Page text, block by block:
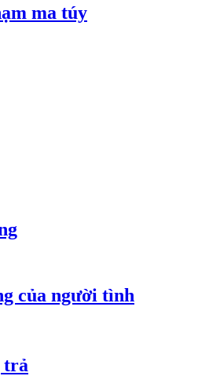
ma túy
của người tình
trả